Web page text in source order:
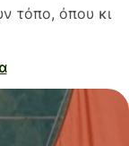
τόπο, όπου κι